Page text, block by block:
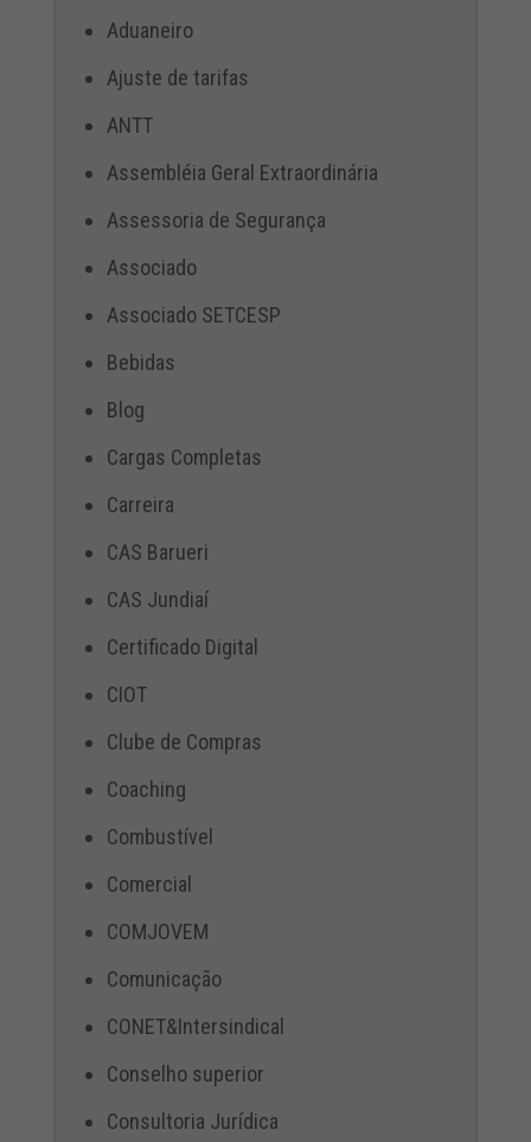
Aduaneiro
Ajuste de tarifas
ANTT
Assembléia Geral Extraordinária
Assessoria de Segurança
Associado
Associado SETCESP
Bebidas
Blog
Cargas Completas
Carreira
CAS Barueri
CAS Jundiaí
Certificado Digital
CIOT
Clube de Compras
Coaching
Combustível
Comercial
COMJOVEM
Comunicação
CONET&Intersindical
Conselho superior
Consultoria Jurídica